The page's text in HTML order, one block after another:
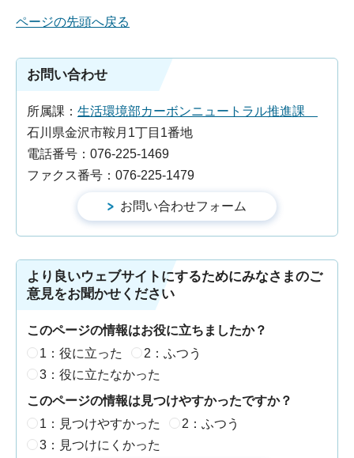
ページの先頭へ戻る
お問い合わせ
所属課： 生活環境部カーボンニュートラル推進課
石川県金沢市鞍月1丁目1番地
電話番号：076-225-1469
ファクス番号：076-225-1479
より良いウェブサイトにするためにみなさまのご
意見をお聞かせください
このページの情報はお役に立ちましたか？
1：役に立った
2：ふつう
3：役に立たなかった
このページの情報は見つけやすかったですか？
1：見つけやすかった
2：ふつう
3：見つけにくかった